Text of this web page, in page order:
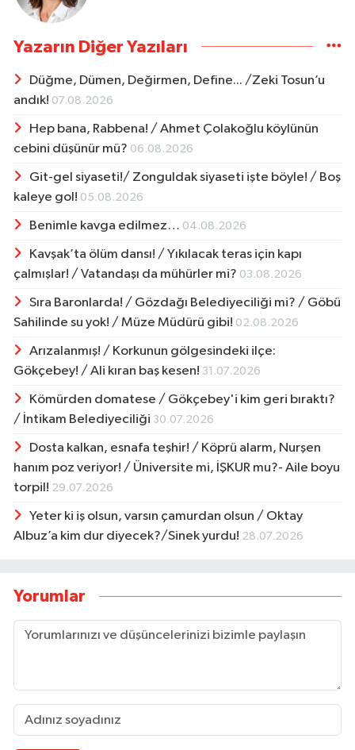
Yazarın Diğer Yazıları
Düğme, Dümen, Değirmen, Define... /Zeki Tosun’u
andık! 07.08.2026
Hep bana, Rabbena! / Ahmet Çolakoğlu köylünün
cebini düşünür mü? 06.08.2026
Git-gel siyaseti!/ Zonguldak siyaseti işte böyle! / Boş
kaleye gol! 05.08.2026
Benimle kavga edilmez… 04.08.2026
Kavşak’ta ölüm dansı! / Yıkılacak teras için kapı
çalmışlar! / Vatandaşı da mühürler mi? 03.08.2026
Sıra Baronlarda! / Gözdağı Belediyeciliği mi? / Göbü
Sahilinde su yok! / Müze Müdürü gibi! 02.08.2026
Arızalanmış! / Korkunun gölgesindeki ilçe:
Gökçebey! / Ali kıran baş kesen! 31.07.2026
Kömürden domatese / Gökçebey'i kim geri bıraktı?
/ İntikam Belediyeciliği 30.07.2026
Dosta kalkan, esnafa teşhir! / Köprü alarm, Nurşen
hanım poz veriyor! / Üniversite mi, İŞKUR mu?- Aile boyu
torpil! 29.07.2026
Yeter ki iş olsun, varsın çamurdan olsun / Oktay
Albuz’a kim dur diyecek?/Sinek yurdu! 28.07.2026
Yorumlar